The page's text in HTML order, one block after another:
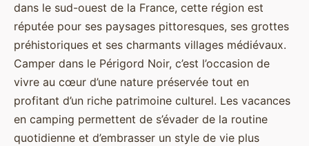
dans le sud-ouest de la France, cette région est
réputée pour ses paysages pittoresques, ses grottes
préhistoriques et ses charmants villages médiévaux.
Camper dans le Périgord Noir, c’est l’occasion de
vivre au cœur d’une nature préservée tout en
profitant d’un riche patrimoine culturel. Les vacances
en camping permettent de s’évader de la routine
quotidienne et d’embrasser un style de vie plus